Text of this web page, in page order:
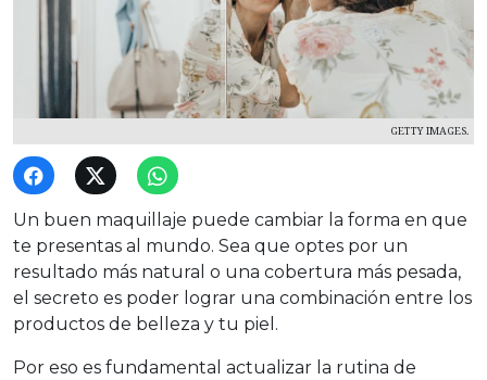
GETTY IMAGES.
Un buen maquillaje puede cambiar la forma en que
te presentas al mundo. Sea que optes por un
resultado más natural o una cobertura más pesada,
el secreto es poder lograr una combinación entre los
productos de belleza y tu piel.
Por eso es fundamental actualizar la rutina de